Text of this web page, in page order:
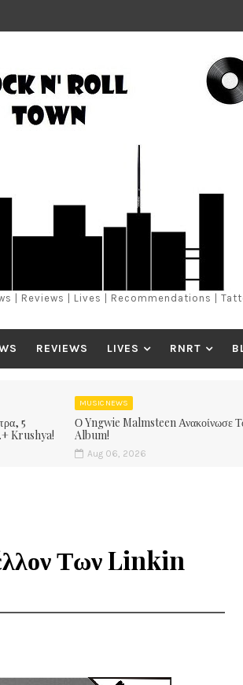
| Reviews | Lives | Recommendations |
REVIEWS LIVES RNRT
5
Krushya!
MUSIC NEWS
Ο Yngwie Malmsteen Ανακοίνωσε
Album!
Aug 06, 2026
Των Linkin